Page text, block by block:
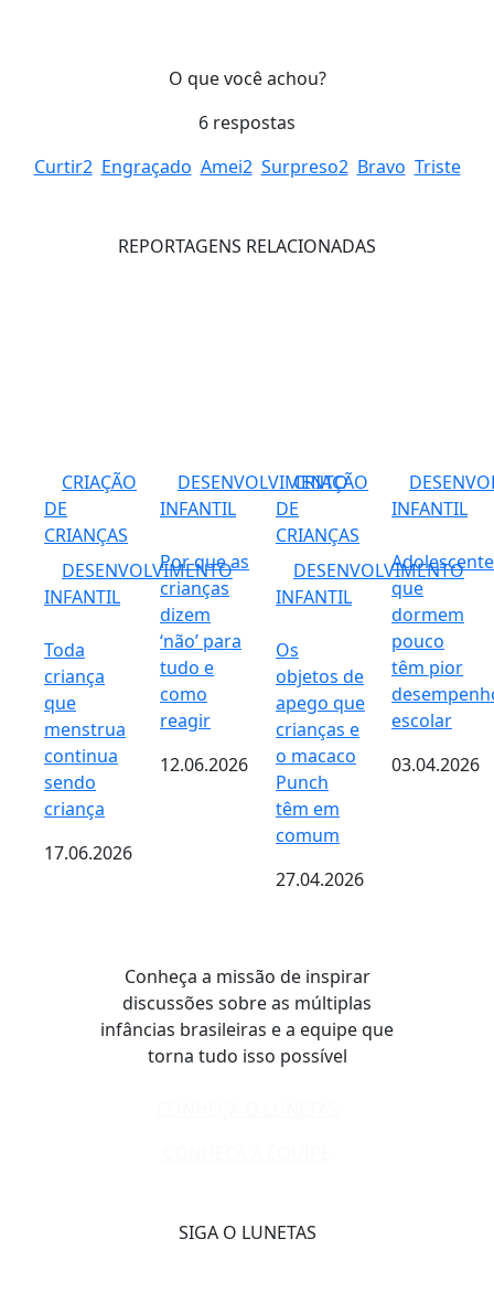
O que você achou?
6 respostas
Curtir2 Engraçado Amei2 Surpreso2 Bravo Triste
REPORTAGENS RELACIONADAS
CRIAÇÃO
DE
CRIANÇAS
DESENVOLVIMENTO
INFANTIL
Toda
criança
que
menstrua
continua
sendo
criança
17.06.2026
DESENVOLVIMENTO
INFANTIL
Por que as
crianças
dizem
‘não’ para
tudo e
como
reagir
12.06.2026
CRIAÇÃO
DE
CRIANÇAS
DESENVOLVIMENTO
INFANTIL
Os
objetos de
apego que
crianças e
o macaco
Punch
têm em
comum
27.04.2026
INFANTIL
que
dormem
pouco
têm pior
escolar
03.04.2026
Conheça a missão de inspirar
discussões sobre as múltiplas
infâncias brasileiras e a equipe que
torna tudo isso possível
SIGA O LUNETAS